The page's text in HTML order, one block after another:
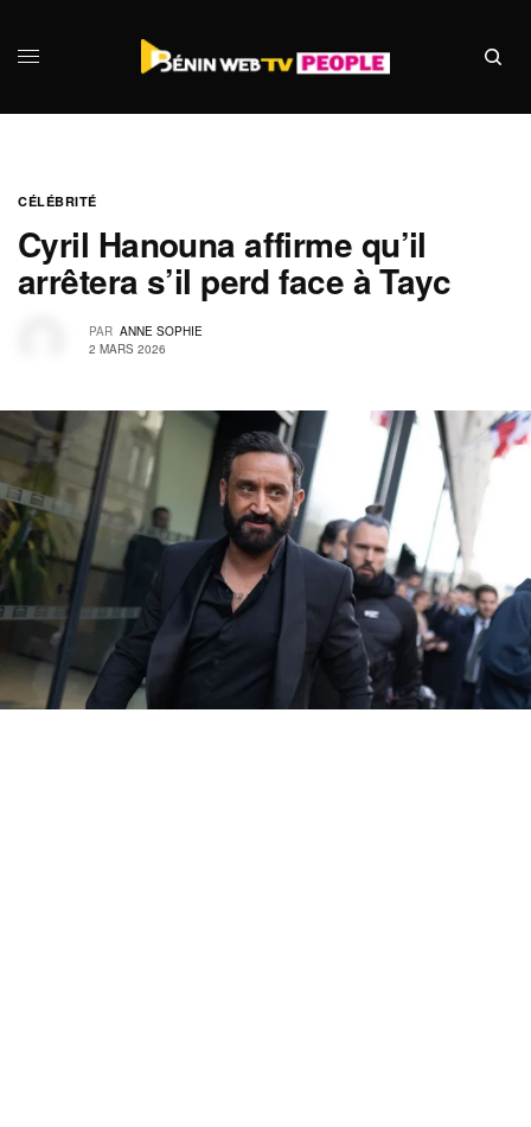
CÉLÉBRITÉ
Cyril Hanouna affirme qu’il
arrêtera s’il perd face à Tayc
PAR ANNE SOPHIE
2 MARS 2026